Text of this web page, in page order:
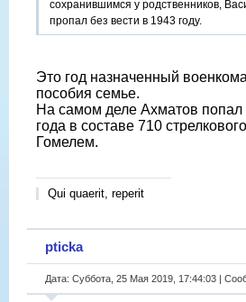
сохранившимся у родственников,
пропал без вести в 1943 году.
Это год назначенный
пособия семье.
На самом деле Ахматов попал
года в составе 710
Гомелем.
Qui quaerit, reperit
pticka
Дата: Суббота, 25 Мая 2019, 17:44:03 |